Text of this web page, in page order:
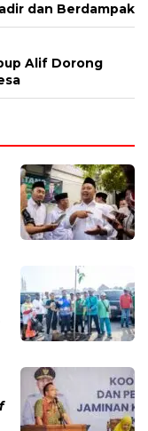
dan Berdampak
Alif Dorong